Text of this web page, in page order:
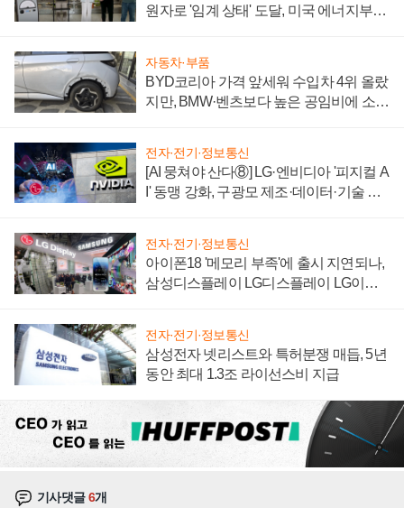
원자로 '임계 상태' 도달, 미국 에너지부
자동차·부품
BYD코리아 가격 앞세워 수입차 4위 올랐
지만, BMW·벤츠보다 높은 공임비에 소비
전자·전기·정보통신
[AI 뭉쳐야 산다⑧] LG·엔비디아 '피지컬 A
I' 동맹 강화, 구광모 제조·데이터·기술 결
전자·전기·정보통신
아이폰18 '메모리 부족'에 출시 지연되나,
삼성디스플레이 LG디스플레이 LG이노
전자·전기·정보통신
삼성전자 넷리스트와 특허분쟁 매듭, 5년
동안 최대 1.3조 라이선스비 지급
기사댓글6개